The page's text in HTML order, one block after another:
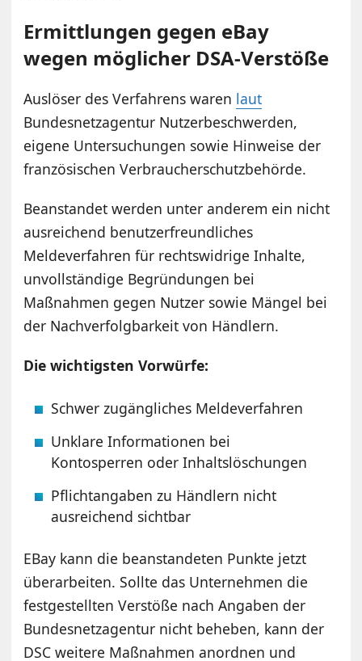
Ermittlungen gegen eBay
wegen möglicher DSA-Verstöße
Auslöser des Verfahrens waren laut
Bundesnetzagentur Nutzerbeschwerden,
eigene Untersuchungen sowie Hinweise der
französischen Verbraucherschutzbehörde.
Beanstandet werden unter anderem ein nicht
ausreichend benutzerfreundliches
Meldeverfahren für rechtswidrige Inhalte,
unvollständige Begründungen bei
Maßnahmen gegen Nutzer sowie Mängel bei
der Nachverfolgbarkeit von Händlern.
Die wichtigsten Vorwürfe:
Schwer zugängliches Meldeverfahren
Unklare Informationen bei
Kontosperren oder Inhaltslöschungen
Pflichtangaben zu Händlern nicht
ausreichend sichtbar
EBay kann die beanstandeten Punkte jetzt
überarbeiten. Sollte das Unternehmen die
festgestellten Verstöße nach Angaben der
Bundesnetzagentur nicht beheben, kann der
DSC weitere Maßnahmen anordnen und